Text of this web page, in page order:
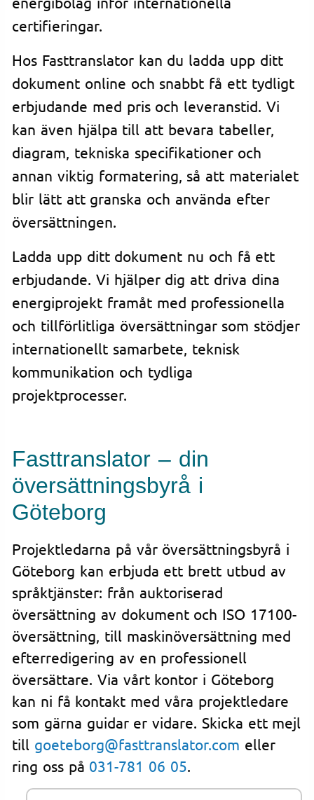
certifieringar.
Hos Fasttranslator kan du ladda upp ditt
dokument online och snabbt få ett tydligt
erbjudande med pris och leveranstid. Vi
kan även hjälpa till att bevara tabeller,
diagram, tekniska specifikationer och
annan viktig formatering, så att materialet
blir lätt att granska och använda efter
översättningen.
Ladda upp ditt dokument nu och få ett
erbjudande. Vi hjälper dig att driva dina
energiprojekt framåt med professionella
och tillförlitliga översättningar som stödjer
internationellt samarbete, teknisk
kommunikation och tydliga
projektprocesser.
Fasttranslator – din
översättningsbyrå i
Göteborg
Projektledarna på vår översättningsbyrå i
Göteborg kan erbjuda ett brett utbud av
språktjänster: från auktoriserad
översättning av dokument och ISO 17100-
översättning, till maskinöversättning med
efterredigering av en professionell
översättare. Via vårt kontor i Göteborg
kan ni få kontakt med våra projektledare
som gärna guidar er vidare. Skicka ett mejl
till goeteborg@fasttranslator.com eller
ring oss på 031-781 06 05.